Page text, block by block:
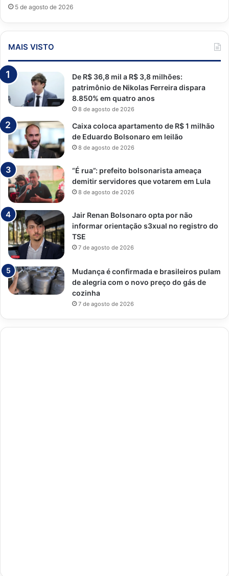
5 de agosto de 2026
MAIS VISTO
De R$ 36,8 mil a R$ 3,8 milhões:
patrimônio de Nikolas Ferreira dispara
8.850% em quatro anos
8 de agosto de 2026
Caixa coloca apartamento de R$ 1 milhão
de Eduardo Bolsonaro em leilão
8 de agosto de 2026
“É rua”: prefeito bolsonarista ameaça
demitir servidores que votarem em Lula
8 de agosto de 2026
Jair Renan Bolsonaro opta por não
informar orientação s3xual no registro do
TSE
7 de agosto de 2026
Mudança é confirmada e brasileiros pulam
de alegria com o novo preço do gás de
cozinha
7 de agosto de 2026